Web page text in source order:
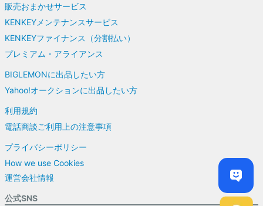
販売おまかせサービス
KENKEYメンテナンスサービス
KENKEYファイナンス（分割払い）
プレミアム・アライアンス
BIGLEMONに出品したい方
Yahoo!オークションに出品したい方
利用規約
電話商談ご利用上の注意事項
プライバシーポリシー
How we use Cookies
運営会社情報
公式SNS